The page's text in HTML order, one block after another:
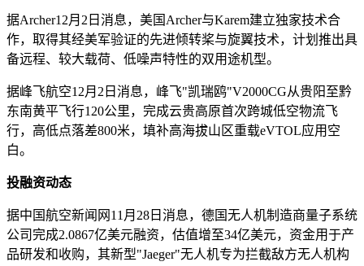
据Archer12月2日消息，美国Archer与Karem建立独家技术合
作，取得其经美军验证的先进倾转桨与旋翼技术，计划推出具
备远程、较大载荷、低噪声特性的双用途机型。
据峰飞航空12月2日消息，峰飞"凯瑞鸥"V2000CG从贵阳至黔
东南黄平飞行120公里，完成云贵高原首次跨城低空物流飞
行，高低点落差800米，填补高海拔山区重载eVTOL应用空
白。
投融资动态
据中国航空新闻网11月28日消息，德国无人机制造商量子系统
公司完成2.0867亿美元融资，估值增至34亿美元，资金用于产
品研发和收购，其新型"Jaeger"无人机专为拦截敌方无人机构